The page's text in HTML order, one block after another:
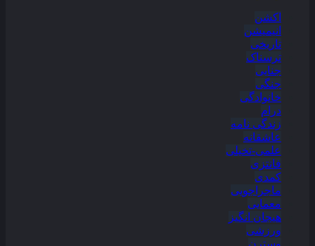
اکشن
انیمیشن
تاریخی
ترسناک
جنایی
جنگی
خانوادگی
درام
زندگی نامه
عاشقانه
علمی-تخیلی
فانتزی
کمدی
ماجراجویی
معمایی
هیجان انگیز
ورزشی
وسترن